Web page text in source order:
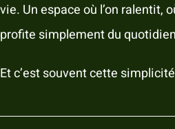
vie. Un espace où l’on ralentit,
profite simplement du
Et c’est souvent cette